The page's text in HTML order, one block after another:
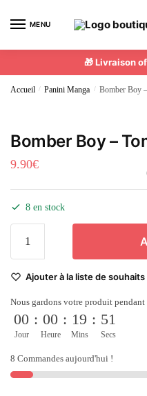
MENU
🎁 Livraison
Accueil / Panini Manga / Bomber Boy
Bomber Boy –
9.90€
8 en stock
Ajouter à la liste de souhaits
Nous gardons votre produit
00
Jour
: 00
Heure
: 19
Mins
: 51
Secs
8 Commandes aujourd'hui !